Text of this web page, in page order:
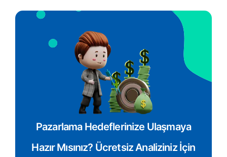
Pazarlama Hedeflerinize Ulaşmaya
Hazır Mısınız? Ücretsiz Analiziniz İçin